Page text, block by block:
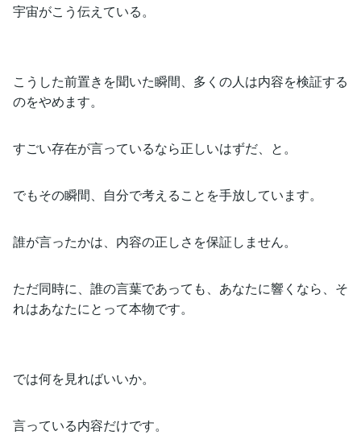
宇宙がこう伝えている。
こうした前置きを聞いた瞬間、多くの人は内容を検証する
のをやめます。
すごい存在が言っているなら正しいはずだ、と。
でもその瞬間、自分で考えることを手放しています。
誰が言ったかは、内容の正しさを保証しません。
ただ同時に、誰の言葉であっても、あなたに響くなら、そ
れはあなたにとって本物です。
では何を見ればいいか。
言っている内容だけです。